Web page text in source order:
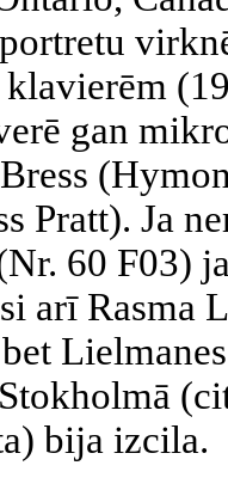
gan
Pratt). Ja
60 F03)
arī Rasma
bija izcila.